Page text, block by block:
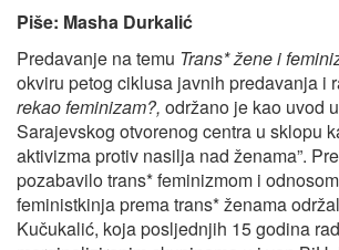
Piše: Masha Durkalić
Predavanje na temu Trans* žene i
okviru petog ciklusa javnih predavanja i
rekao feminizam?, održano je kao uvod
Sarajevskog otvorenog centra u sklopu
aktivizma protiv nasilja nad ženama”.
pozabavilo trans* feminizmom i
feministkinja prema trans* ženama
Kučukalić, koja posljednjih 15 godina